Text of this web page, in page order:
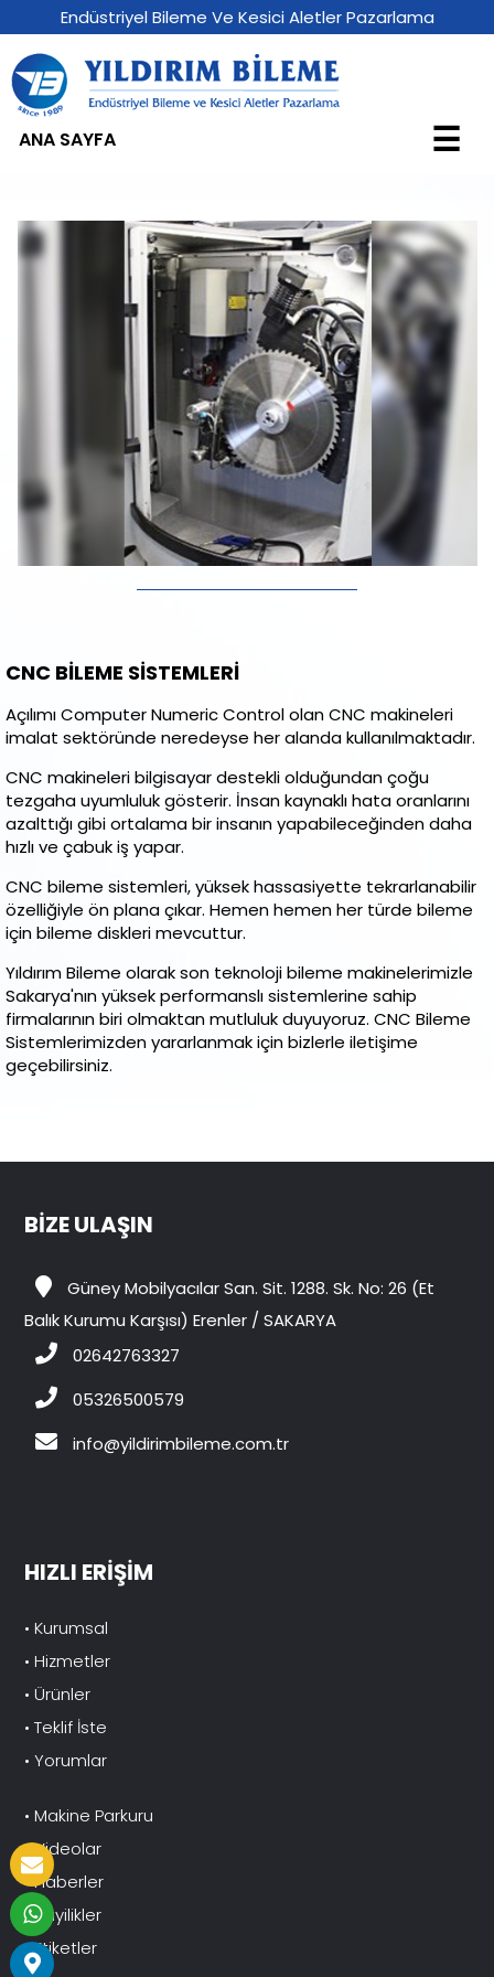
Endüstriyel Bileme Ve Kesici Aletler Pazarlama
ANA SAYFA ☰
CNC BİLEME SİSTEMLERİ
Açılımı Computer Numeric Control olan CNC makineleri
imalat sektöründe neredeyse her alanda kullanılmaktadır.
CNC makineleri bilgisayar destekli olduğundan çoğu
tezgaha uyumluluk gösterir. İnsan kaynaklı hata oranlarını
azalttığı gibi ortalama bir insanın yapabileceğinden daha
hızlı ve çabuk iş yapar.
CNC bileme sistemleri, yüksek hassasiyette tekrarlanabilir
özelliğiyle ön plana çıkar. Hemen hemen her türde bileme
için bileme diskleri mevcuttur.
Yıldırım Bileme olarak son teknoloji bileme makinelerimizle
Sakarya'nın yüksek performanslı sistemlerine sahip
firmalarının biri olmaktan mutluluk duyuyoruz. CNC Bileme
Sistemlerimizden yararlanmak için bizlerle iletişime
geçebilirsiniz.
BİZE ULAŞIN
Güney Mobilyacılar San. Sit. 1288. Sk. No: 26 (Et
Balık Kurumu Karşısı) Erenler / SAKARYA
02642763327
05326500579
info@yildirimbileme.com.tr
HIZLI ERİŞİM
• Kurumsal
• Hizmetler
• Ürünler
• Teklif İste
• Yorumlar
• Makine Parkuru
• Videolar
• Haberler
• Bayilikler
• Etiketler